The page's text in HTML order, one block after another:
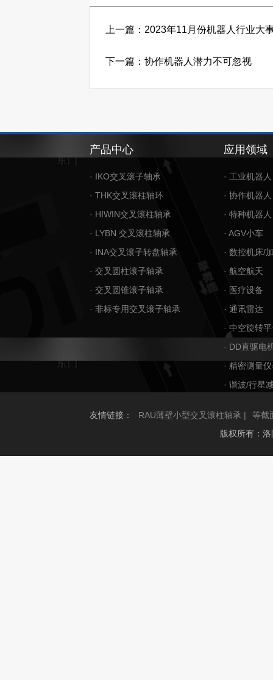
上一篇：2023年11月份机器人行业大
下一篇：协作机器人潜力不可忽视
产品中心
· IKO交叉滚子轴承
· THK交叉滚柱轴环
· HIWIN交叉滚柱轴承
· LYBN 交叉滚柱轴承
· INA交叉滚子转盘轴承
· 交叉圆柱滚子轴承
· 交叉圆锥滚子轴承
· 非标专用交叉滚子轴承
应用领域
· 工业机器人
· 协作机器人
· 特种机器人
· AGV小车
· 数控机床/
· 航空航天
· 医疗设备
· 通讯雷达
· 中空旋转
· DD直驱电
· 精密测量
· 谐波/行星
友情链接： RAU薄壁小型交叉滚柱轴承 |
等截
版权所有：